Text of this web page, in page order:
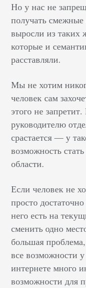
Но у нас не
получать
выросли из таких
которые и
расставляли.
Мы не хотим
человек сам
этого не
руководителю
срастается — у
возможность
области.
Если человек не
просто
него есть на
сменить одно
большая
все возможности
интернете много
возможности для